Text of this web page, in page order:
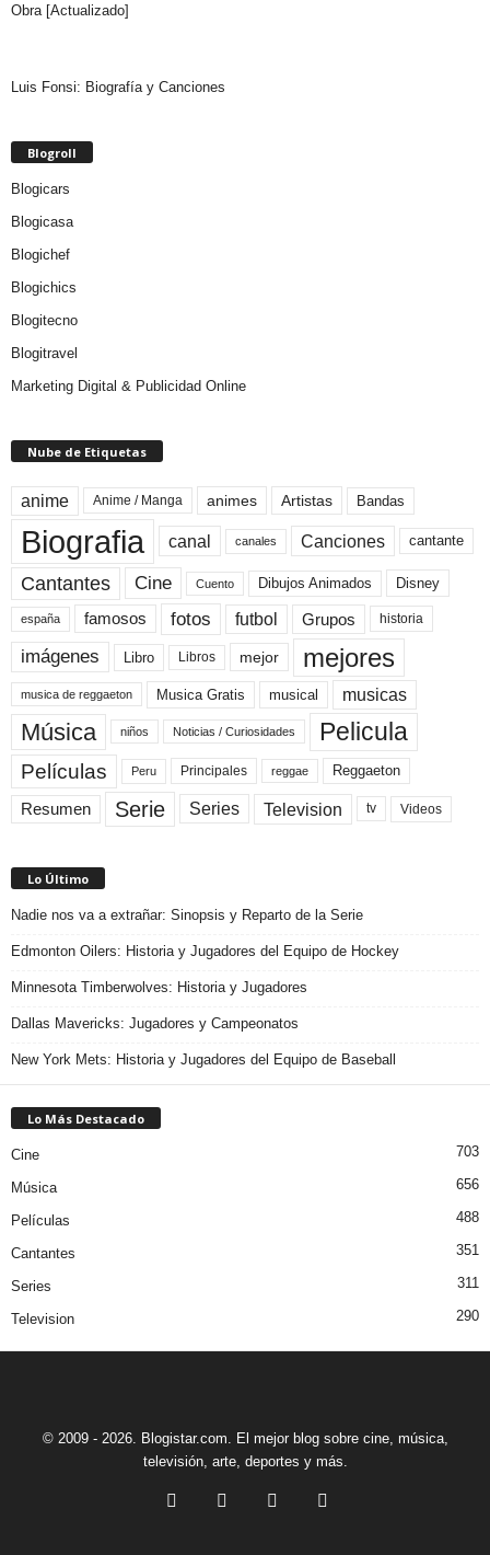
Obra [Actualizado]
Luis Fonsi: Biografía y Canciones
Blogroll
Blogicars
Blogicasa
Blogichef
Blogichics
Blogitecno
Blogitravel
Marketing Digital & Publicidad Online
Nube de Etiquetas
anime Anime / Manga animes Artistas Bandas
Biografia canal canales Canciones cantante
Cantantes Cine Cuento Dibujos Animados Disney
españa famosos fotos futbol Grupos historia
imágenes Libro Libros mejor mejores
musica de reggaeton Musica Gratis musical musicas
Música niños Noticias / Curiosidades Pelicula
Películas Peru Principales reggae Reggaeton
Resumen Serie Series Television tv Videos
Lo Último
Nadie nos va a extrañar: Sinopsis y Reparto de la Serie
Edmonton Oilers: Historia y Jugadores del Equipo de Hockey
Minnesota Timberwolves: Historia y Jugadores
Dallas Mavericks: Jugadores y Campeonatos
New York Mets: Historia y Jugadores del Equipo de Baseball
Lo Más Destacado
Cine 703
Música 656
Películas 488
Cantantes 351
Series 311
Television 290
© 2009 - 2026. Blogistar.com. El mejor blog sobre cine, música,
televisión, arte, deportes y más.